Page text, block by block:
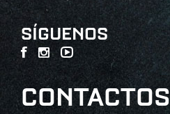
SÍGUENOS
CONTACTOS